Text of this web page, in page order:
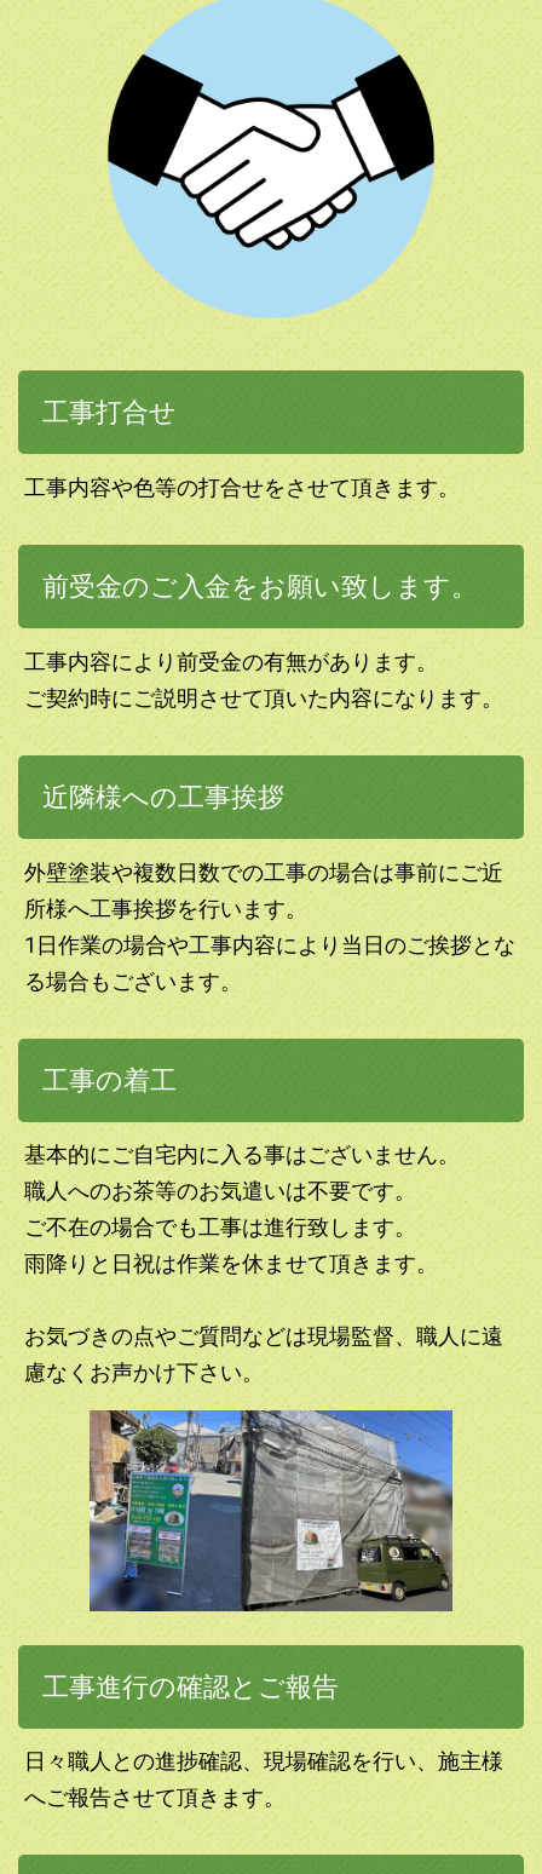
工事打合せ
工事内容や色等の打合せをさせて頂きます。
前受金のご入金をお願い致します。
工事内容により前受金の有無があります。
ご契約時にご説明させて頂いた内容になります。
近隣様への工事挨拶
外壁塗装や複数日数での工事の場合は事前にご近
所様へ工事挨拶を行います。
1日作業の場合や工事内容により当日のご挨拶とな
る場合もございます。
工事の着工
基本的にご自宅内に入る事はございません。
職人へのお茶等のお気遣いは不要です。
ご不在の場合でも工事は進行致します。
雨降りと日祝は作業を休ませて頂きます。
お気づきの点やご質問などは現場監督、職人に遠
慮なくお声かけ下さい。
工事進行の確認とご報告
日々職人との進捗確認、現場確認を行い、施主様
へご報告させて頂きます。